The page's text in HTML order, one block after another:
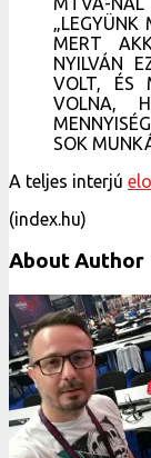
„LEGYÜNK
MERT
NYILVÁN
VOLT, ÉS
VOLNA,
SOK
A teljes interjú
(index.hu)
About Author